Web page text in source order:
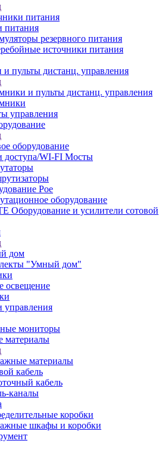
питания
питания
резервного питания
источники питания
пульты дистанц. управления
и пульты дистанц. управления
управления
оборудование
доступа/WI-FI Мосты
Poe
оборудование
Оборудование и усилители сотовой
дом
"Умный дом"
освещение
управления
мониторы
материалы
материалы
кабель
кабель
каналы
коробки
шкафы и коробки